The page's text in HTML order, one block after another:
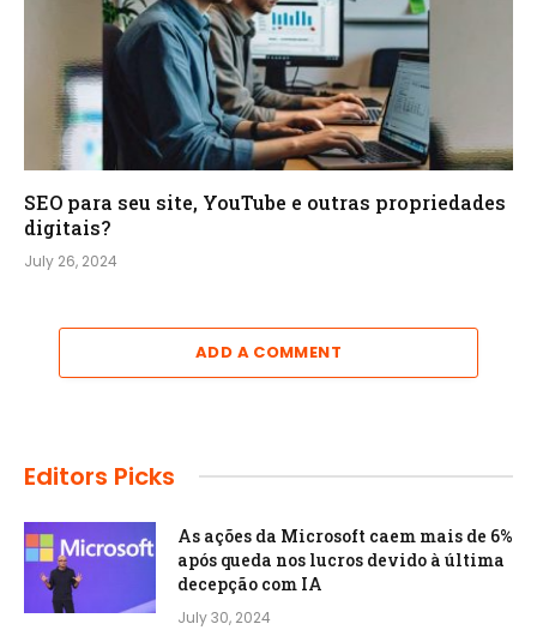
SEO para seu site, YouTube e outras propriedades
digitais?
July 26, 2024
ADD A COMMENT
Editors Picks
As ações da Microsoft caem mais de 6%
após queda nos lucros devido à última
decepção com IA
July 30, 2024